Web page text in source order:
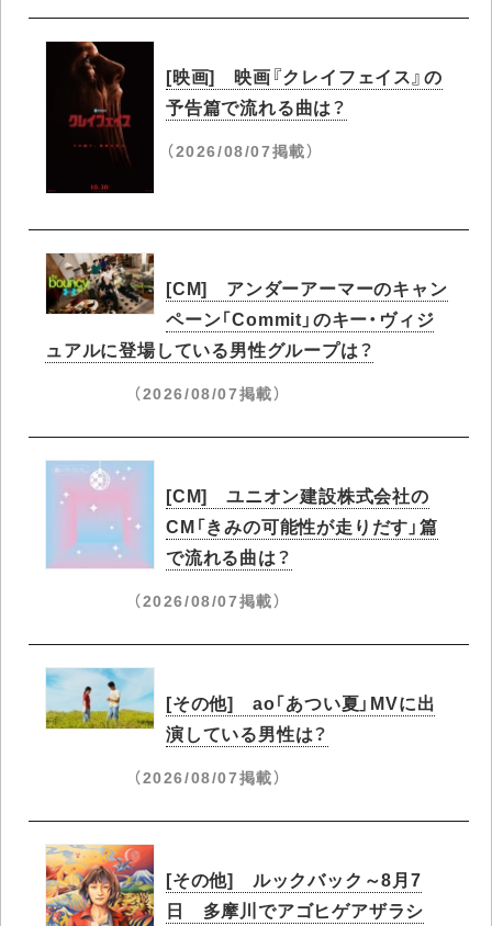
[映画] 映画『クレイフェイス』の
予告篇で流れる曲は？
（2026/08/07掲載）
[CM] アンダーアーマーのキャン
ペーン「Commit」のキー・ヴィジ
ュアルに登場している男性グループは？
（2026/08/07掲載）
[CM] ユニオン建設株式会社の
CM「きみの可能性が走りだす」篇
で流れる曲は？
（2026/08/07掲載）
[その他] ao「あつい夏」MVに出
演している男性は？
（2026/08/07掲載）
[その他] ルックバック～8月7
日 多摩川でアゴヒゲアザラシ